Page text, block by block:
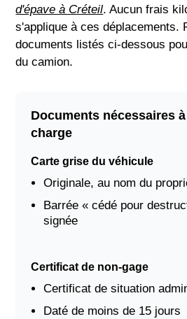
d'épave à Créteil. Aucun frais
s'applique à ces déplacements.
documents listés ci-dessous
du camion.
Documents nécessaires
charge
Carte grise du véhicule
Originale, au nom du
Barrée « cédé pour
signée
Certificat de non-gage
Certificat de situation
Daté de moins de 15 jours